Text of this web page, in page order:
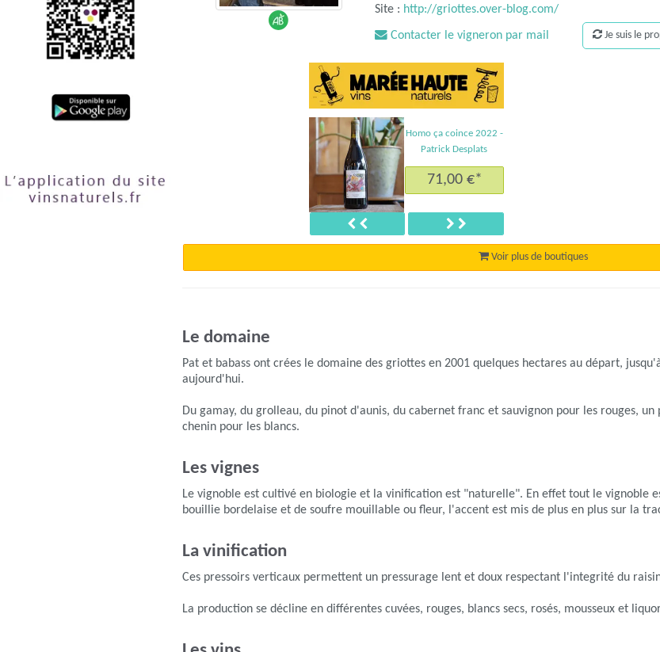
Site : http://griottes.over-blog.com/
Contacter le vigneron par mail Je suis le
Homo ça coince 2022 -
Patrick Desplats
71,00 €*
Suivant
Voir plus de boutiques
Le domaine
Pat et babass ont crées le domaine des griottes en 2001 quelques hectares au départ,
aujourd'hui.
Du gamay, du grolleau, du pinot d'aunis, du cabernet franc et sauvignon pour les rouges,
chenin pour les blancs.
Les vignes
Le vignoble est cultivé en biologie et la vinification est "naturelle". En effet tout le vignoble
bouillie bordelaise et de soufre mouillable ou fleur, l'accent est mis de plus en plus sur la
La vinification
Ces pressoirs verticaux permettent un pressurage lent et doux respectant l'integrité du
La production se décline en différentes cuvées, rouges, blancs secs, rosés, mousseux et